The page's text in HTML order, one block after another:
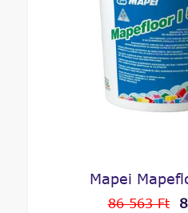
Mapei
86 563 Ft